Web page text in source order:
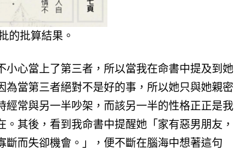
的批算結果。
心當上了第三者，所以當我在命書中提及到她
當第三者絕對不是好的事，所以她只與她親密
常與另一半吵架，而該另一半的性格正正是我
其後，看到我命書中提醒她「家有惡男朋友，
而失卻機會。」，便不斷在腦海中想著這句